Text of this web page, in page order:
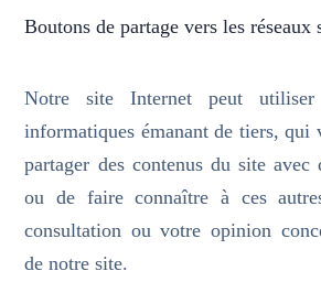
Boutons de partage vers les réseaux
Notre site Internet peut utiliser
informatiques émanant de tiers, qui
partager des contenus du site avec
ou de faire connaître à ces
consultation ou votre opinion
de notre site.